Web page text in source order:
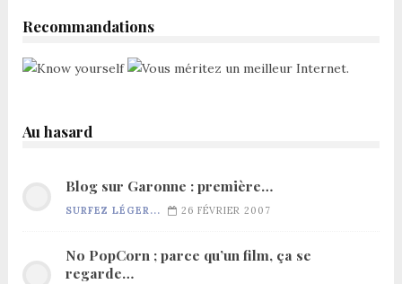
Recommandations
Au hasard
Blog sur Garonne : première…
SURFEZ LÉGER... 26 FÉVRIER 2007
No PopCorn ; parce qu’un film, ça se
regarde…